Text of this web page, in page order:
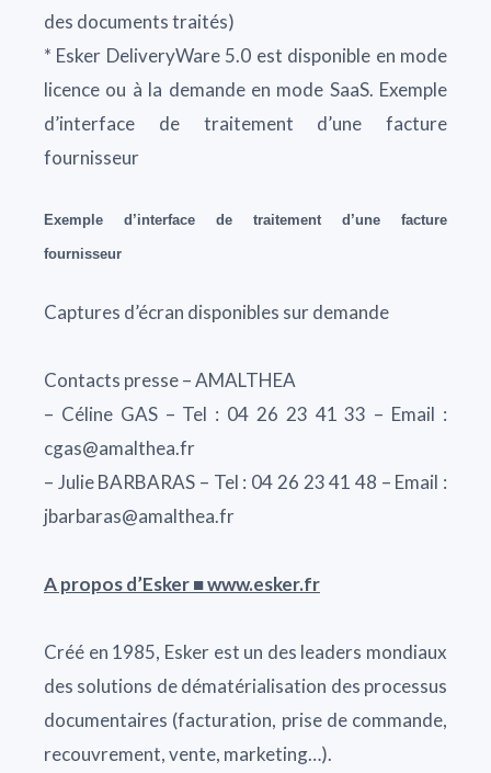
des documents traités)
* Esker DeliveryWare 5.0 est disponible en mode
licence ou à la demande en mode SaaS. Exemple
d’interface de traitement d’une facture
fournisseur
Exemple d’interface de traitement d’une facture
fournisseur
Captures d’écran disponibles sur demande
Contacts presse – AMALTHEA
– Céline GAS – Tel : 04 26 23 41 33 – Email :
cgas@amalthea.fr
– Julie BARBARAS – Tel : 04 26 23 41 48 – Email :
jbarbaras@amalthea.fr
A propos d’Esker ■ www.esker.fr
Créé en 1985, Esker est un des leaders mondiaux
des solutions de dématérialisation des processus
documentaires (facturation, prise de commande,
recouvrement, vente, marketing…).